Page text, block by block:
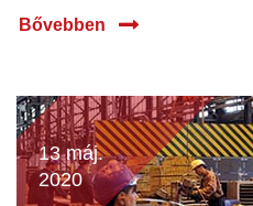
Bővebben
13 máj.
2020